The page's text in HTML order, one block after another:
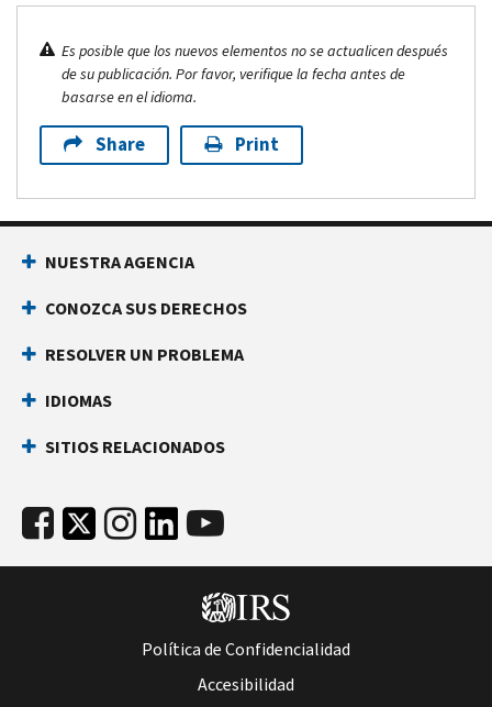
Es posible que los nuevos elementos no se actualicen después
de su publicación. Por favor, verifique la fecha antes de
basarse en el idioma.
Share Print
NUESTRA AGENCIA
CONOZCA SUS DERECHOS
RESOLVER UN PROBLEMA
IDIOMAS
SITIOS RELACIONADOS
Política de Confidencialidad
Accesibilidad